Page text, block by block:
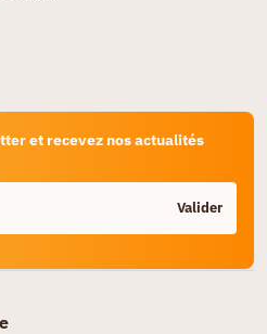
et recevez nos actualités
Valider